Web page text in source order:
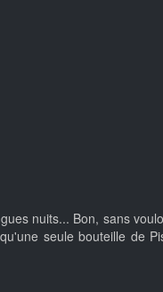
nuits... Bon, sans
seule bouteille de